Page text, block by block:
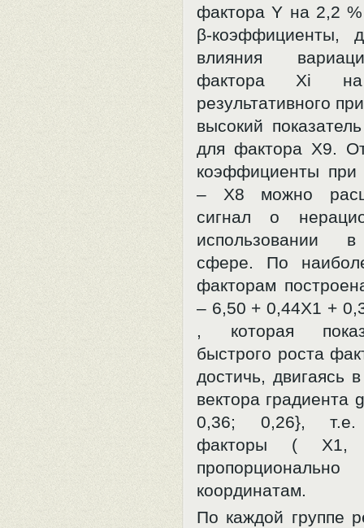
фактора Y на 2,2
β-коэффициенты,
влияния
фактора Хi на
результативного
высокий
для фактора Х9.
коэффициенты
– Х8 можно
сигнал о
использовании в
сфере. По
факторам
– 6,50 + 0,44Х1 +
, которая
быстрого роста
достичь, двигаясь
вектора градиента
0,36; 0,26}, т.е.
факторы (
координатам.
По каждой группе